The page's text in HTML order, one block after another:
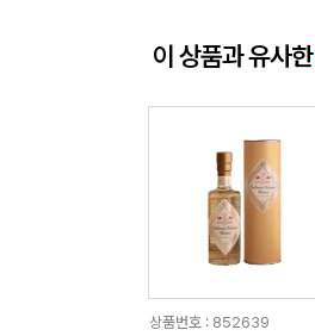
이 상품과 유사한
상품번호 : 852639